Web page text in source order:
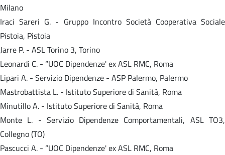
Milano
Iraci Sareri G. - Gruppo Incontro Società Cooperativa Sociale
Pistoia, Pistoia
Jarre P. - ASL Torino 3, Torino
Leonardi C. - “UOC Dipendenze' ex ASL RMC, Roma
Lipari A. - Servizio Dipendenze - ASP Palermo, Palermo
Mastrobattista L. - Istituto Superiore di Sanità, Roma
Minutillo A. - Istituto Superiore di Sanità, Roma
Monte L. - Servizio Dipendenze Comportamentali, ASL TO3,
Collegno (TO)
Pascucci A. - “UOC Dipendenze' ex ASL RMC, Roma